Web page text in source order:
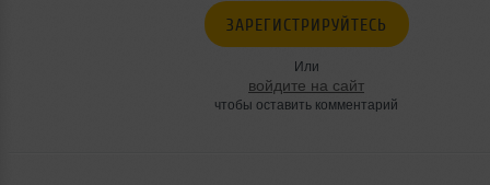
ЗАРЕГИСТРИРУЙТЕСЬ
Или
войдите на сайт
чтобы оставить комментарий